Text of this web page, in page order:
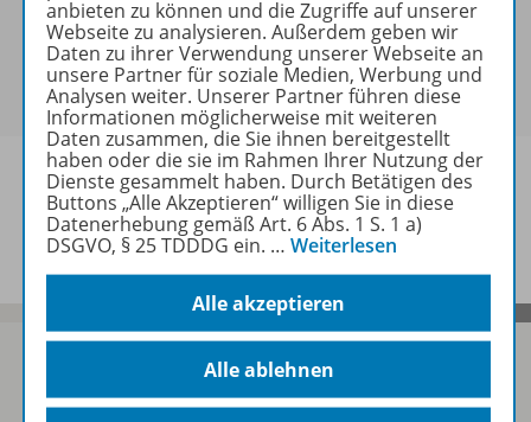
Preis
0,00 €
Beschreibung
anbieten zu können und die Zugriffe auf unserer
Webseite zu analysieren. Außerdem geben wir
Daten zu ihrer Verwendung unserer Webseite an
unsere Partner für soziale Medien, Werbung und
Analysen weiter. Unserer Partner führen diese
Informationen möglicherweise mit weiteren
Daten zusammen, die Sie ihnen bereitgestellt
haben oder die sie im Rahmen Ihrer Nutzung der
Dienste gesammelt haben. Durch Betätigen des
Buttons „Alle Akzeptieren“ willigen Sie in diese
Datenerhebung gemäß Art. 6 Abs. 1 S. 1 a)
DSGVO, § 25 TDDDG ein. … Weiterlesen
Alle akzeptieren
Alle ablehnen